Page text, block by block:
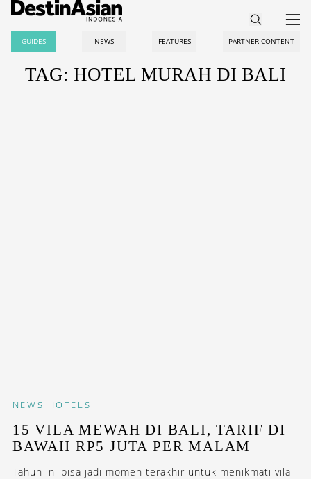
GUIDES NEWS FEATURES PARTNER CONTENT
TAG: HOTEL MURAH DI BALI
NEWS HOTELS
15 VILA MEWAH DI BALI, TARIF DI
BAWAH RP5 JUTA PER MALAM
Tahun ini bisa jadi momen terakhir untuk menikmati vila